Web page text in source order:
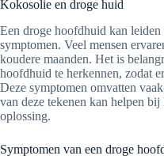
Kokosolie en droge huid
Een droge hoofdhuid kan
symptomen. Veel mensen
koudere maanden. Het is
hoofdhuid te herkennen, zodat
Deze symptomen omvatten
van deze tekenen kan helpen
oplossing.
Symptomen van een droge